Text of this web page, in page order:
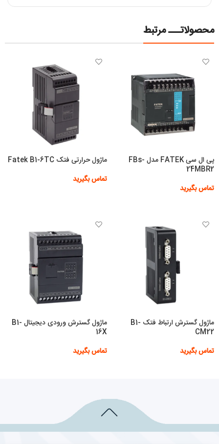
محصولاتـــ مرتبط
پی ال سی FATEK مدل FBs-
24MBR2
تماس بگیرید
ماژول حرارتی فتک Fatek B1-6TC
تماس بگیرید
ماژول گسترش ارتباط فتک B1-
CM22
تماس بگیرید
ماژول گسترش ورودی دیجیتال B1-
16X
تماس بگیرید